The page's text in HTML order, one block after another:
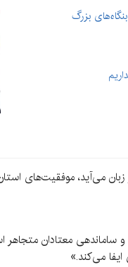
بزرگ
می‌آید، موفقیت‌های
و ساماندهی معتادان
می‌کند.»